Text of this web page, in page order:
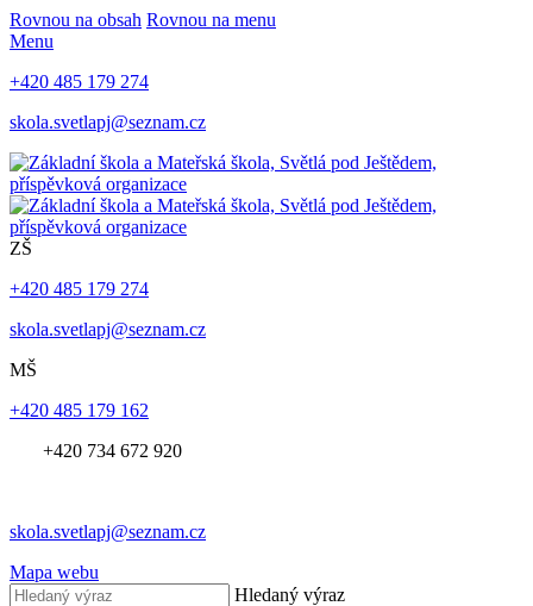
Rovnou na obsah Rovnou na menu
Menu
+420 485 179 274
skola.svetlapj@seznam.cz
ZŠ
+420 485 179 274
skola.svetlapj@seznam.cz
MŠ
+420 485 179 162
+420 734 672 920
skola.svetlapj@seznam.cz
Mapa webu
Hledaný výraz